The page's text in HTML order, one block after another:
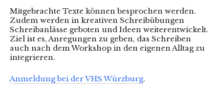
Mitgebrachte Texte können besprochen werden.
Zudem werden in kreativen Schreibübungen
Schreibanlässe geboten und Ideen weiterentwickelt.
Ziel ist es, Anregungen zu geben, das Schreiben
auch nach dem Workshop in den eigenen Alltag zu
integrieren.
Anmeldung bei der VHS Würzburg.